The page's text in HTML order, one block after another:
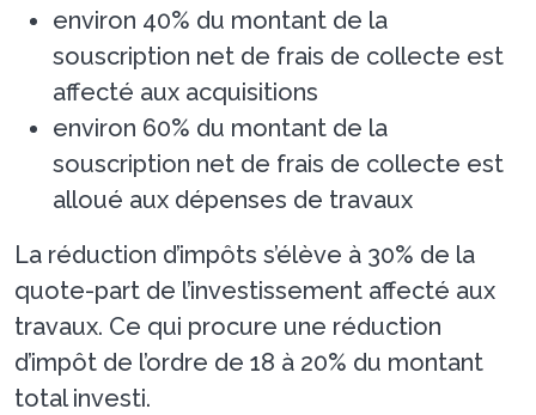
environ 40% du montant de la
souscription net de frais de collecte est
affecté aux acquisitions
environ 60% du montant de la
souscription net de frais de collecte est
alloué aux dépenses de travaux
La réduction d’impôts s’élève à 30% de la
quote-part de l’investissement affecté aux
travaux. Ce qui procure une réduction
d’impôt de l’ordre de 18 à 20% du montant
total investi.